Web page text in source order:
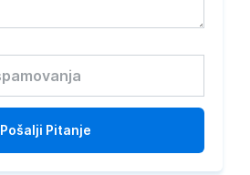
Pošalji Pitanje